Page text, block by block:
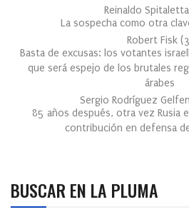
Reinaldo Spitaletta
La sospecha como otra
Robert Fisk (3
Basta de excusas: los votantes
que será espejo de los brutales
árabes
Sergio Rodríguez
85 años después, otra vez Rusia
contribución en defensa
BUSCAR EN LA PLUMA